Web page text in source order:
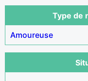
Type de
Amoureuse